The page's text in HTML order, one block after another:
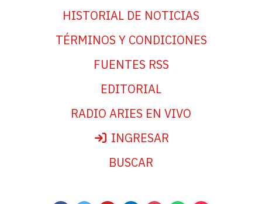
HISTORIAL DE NOTICIAS
TÉRMINOS Y CONDICIONES
FUENTES RSS
EDITORIAL
RADIO ARIES EN VIVO
INGRESAR
BUSCAR